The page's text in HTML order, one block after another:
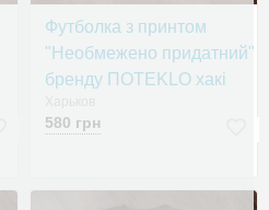
Футболка з принтом
"Необмежено придатний"
бренду ПOTEKLO хакі
580 грн